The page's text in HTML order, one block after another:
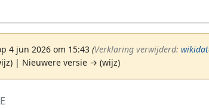
4 jun 2026 om 15:43 (‎Verklaring verwijderd:
| Nieuwere versie → (wijz)